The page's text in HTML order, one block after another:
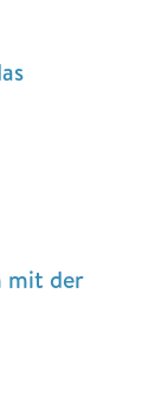
mit der